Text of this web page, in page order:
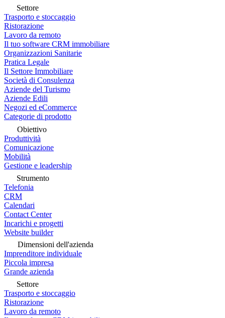
Settore
Trasporto e stoccaggio
Ristorazione
Lavoro da remoto
Il tuo software CRM immobiliare
Organizzazioni Sanitarie
Pratica Legale
Il Settore Immobiliare
Società di Consulenza
Aziende del Turismo
Aziende Edili
Negozi ed eCommerce
Categorie di prodotto
Obiettivo
Produttività
Comunicazione
Mobilità
Gestione e leadership
Strumento
Telefonia
CRM
Calendari
Contact Center
Incarichi e progetti
Website builder
Dimensioni dell'azienda
Imprenditore individuale
Piccola impresa
Grande azienda
Settore
Trasporto e stoccaggio
Ristorazione
Lavoro da remoto